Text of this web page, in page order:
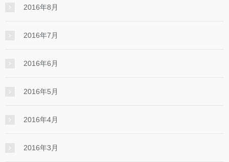
2016年8月
2016年7月
2016年6月
2016年5月
2016年4月
2016年3月